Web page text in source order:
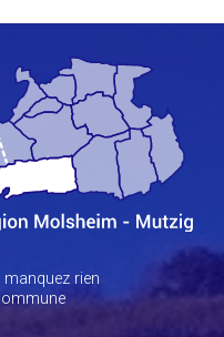
manquez rien